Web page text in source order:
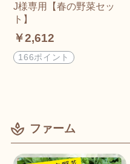
J様専用【春の野菜セッ
ト】
￥2,612
166ポイント
ファーム